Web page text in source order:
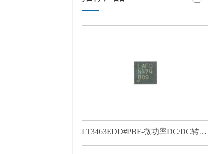
LT3463EDD#PBF-微功率DC/DC转换器-新版蜜柚APP软件下载安装